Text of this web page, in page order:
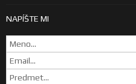
NAPÍŠTE MI